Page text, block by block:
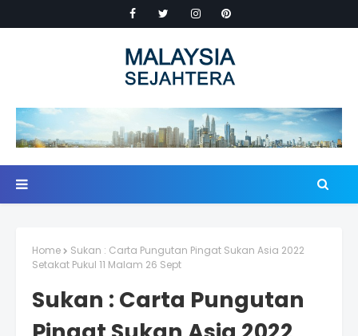
Home
Sukan : Carta Pungutan Pingat Sukan Asia 2022
Setakat Pukul 11 Malam 26 Sept
Sukan : Carta Pungutan